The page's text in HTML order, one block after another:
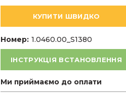
КУПИТИ ШВИДКО
Номер: 1.0460.00_S1380
ІНСТРУКЦІЯ ВСТАНОВЛЕННЯ
Ми приймаємо до оплати